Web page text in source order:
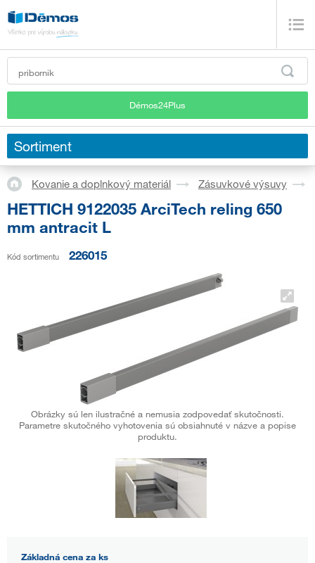
Démos24Plus
Sortiment
Kovanie a doplnkový materiál Zásuvkové výsuvy
HETTICH 9122035 ArciTech reling 650
mm antracit L
Kód sortimentu 226015
Obrázky sú len ilustračné a nemusia zodpovedať skutočnosti.
Parametre skutočného vyhotovenia sú obsiahnuté v názve a popise
produktu.
Základná cena za ks